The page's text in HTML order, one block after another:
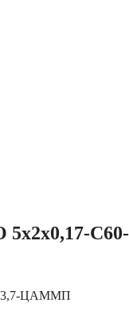
5х2х0,17-
3,7-ЦАММП